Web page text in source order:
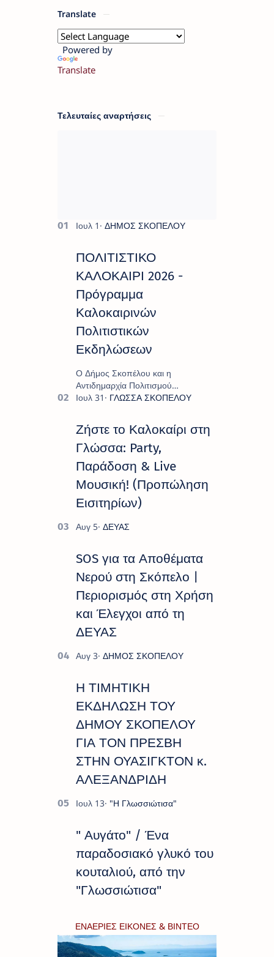
Translate
Powered by
Translate
Τελευταίες αναρτήσεις
ΠΟΛΙΤΙΣΤΙΚΟ
ΚΑΛΟΚΑΙΡΙ 2026 -
Πρόγραμμα
Καλοκαιρινών
Πολιτιστικών
Εκδηλώσεων
Ο Δήμος Σκοπέλου και η
Αντιδημαρχία Πολιτισμού
παρουσιάζουν το πρόγραμμα «
πλούσιο και πολυσυλλεκτικό
πρόγραμμα εκδ…
Ζήστε το Καλοκαίρι στη
Γλώσσα: Party,
Παράδοση & Live
Μουσική! (Προπώληση
Εισιτηρίων)
SOS για τα Αποθέματα
Νερού στη Σκόπελο |
Περιορισμός στη Χρήση
και Έλεγχοι από τη
ΔΕΥΑΣ
Η ΤΙΜΗΤΙΚΗ
ΕΚΔΗΛΩΣΗ ΤΟΥ
ΔΗΜΟΥ ΣΚΟΠΕΛΟΥ
ΓΙΑ ΤΟΝ ΠΡΕΣΒΗ
ΣΤΗΝ ΟΥΑΣΙΓΚΤΟΝ κ.
ΑΛΕΞΑΝΔΡΙΔΗ
" Αυγάτο" / Ένα
παραδοσιακό γλυκό του
κουταλιού, από την
"Γλωσσιώτισα"
ΕΝΑΕΡΙΕΣ ΕΙΚΟΝΕΣ & ΒΙΝΤΕΟ